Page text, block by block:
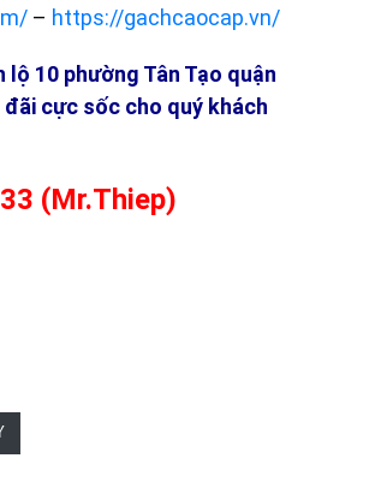
– https://gachcaocap.vn/
lộ 10 phường Tân Tạo quận
cực sốc cho quý khách
(Mr.Thiep)